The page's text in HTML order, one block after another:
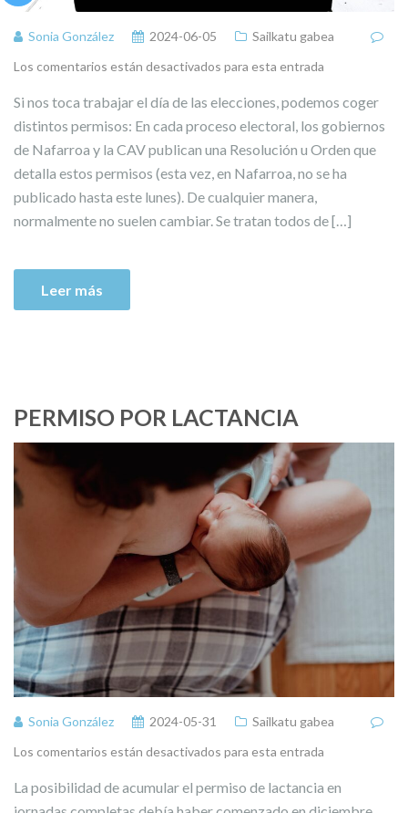
Sonia González 2024-06-05
Sailkatu gabea
Los comentarios están desactivados para esta entrada
Si nos toca trabajar el día de las elecciones, podemos coger
distintos permisos: En cada proceso electoral, los gobiernos
de Nafarroa y la CAV publican una Resolución u Orden que
detalla estos permisos (esta vez, en Nafarroa, no se ha
publicado hasta este lunes). De cualquier manera,
normalmente no suelen cambiar. Se tratan todos de […]
Leer más
PERMISO POR LACTANCIA
Sonia González 2024-05-31
Sailkatu gabea
Los comentarios están desactivados para esta entrada
La posibilidad de acumular el permiso de lactancia en